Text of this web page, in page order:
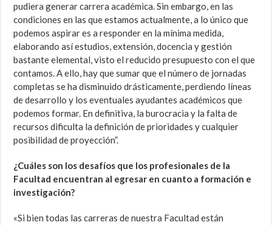
pudiera generar carrera académica. Sin embargo, en las
condiciones en las que estamos actualmente, a lo único que
podemos aspirar es a responder en la mínima medida,
elaborando así estudios, extensión, docencia y gestión
bastante elemental, visto el reducido presupuesto con el que
contamos. A ello, hay que sumar que el número de jornadas
completas se ha disminuido drásticamente, perdiendo líneas
de desarrollo y los eventuales ayudantes académicos que
podemos formar. En definitiva, la burocracia y la falta de
recursos dificulta la definición de prioridades y cualquier
posibilidad de proyección”.
¿Cuáles son los desafíos que los profesionales de la
Facultad encuentran al egresar en cuanto a formación e
investigación?
«Si bien todas las carreras de nuestra Facultad están